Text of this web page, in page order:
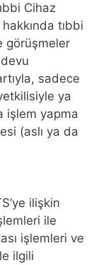
Cihaz
tıbbi
görüşmeler
sadece
ya
işlem yapma
(aslı ya da
ilişkin
ile
işlemleri ve
ilgili